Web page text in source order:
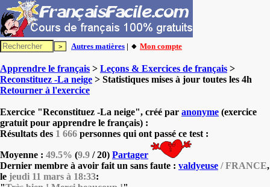
Autres matières | 🔸 Mon compte
Apprendre le français > Leçons & Exercices de français >
Reconstituez -La neige > Statistiques mises à jour toutes les 4h
Retourner à l'exercice
Exercice "Reconstituez -La neige", créé par anonyme (exercice
gratuit pour apprendre le français) :
Résultats des 1 666 personnes qui ont passé ce test :
Moyenne : 49.5% (9.9 / 20) Partager
Dernier membre à avoir fait un sans faute : valdyeuse / FRANCE,
le jeudi 11 mars à 18:33: